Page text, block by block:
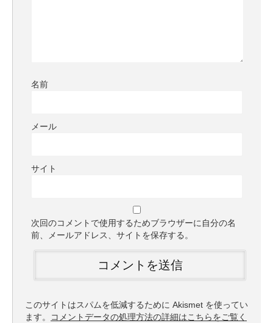
名前
メール
サイト
次回のコメントで使用するためブラウザーに自分の名
前、メールアドレス、サイトを保存する。
このサイトはスパムを低減するために Akismet を使ってい
ます。
コメントデータの処理方法の詳細はこちらをご覧く